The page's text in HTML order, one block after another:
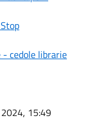
cedole librarie
15:49